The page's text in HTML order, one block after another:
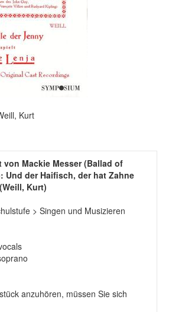
Kurt
von Mackie Messer (Ballad of
Und der Haifisch, der hat Zahne
Kurt)
> Singen und Musizieren
anzuhören, müssen Sie sich